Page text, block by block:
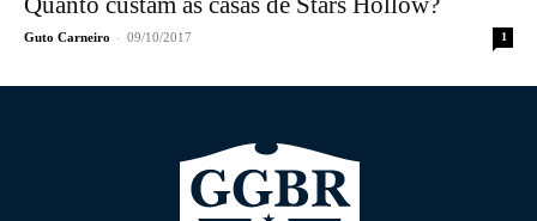
Guto Carneiro - 09/10/2017 1